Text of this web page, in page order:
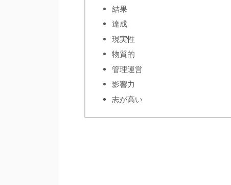
結果
達成
現実性
物質的
管理運営
影響力
志が高い